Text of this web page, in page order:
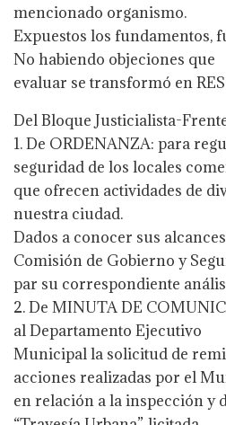
mencionado organismo.
Expuestos los fundamentos,
No habiendo objeciones que
evaluar se transformó en
Del Bloque Justicialista-
1. De ORDENANZA: para
seguridad de los locales
que ofrecen actividades de
nuestra ciudad.
Dados a conocer sus
Comisión de Gobierno y
par su correspondiente
2. De MINUTA DE
al Departamento Ejecutivo
Municipal la solicitud de
acciones realizadas por el
en relación a la inspección y